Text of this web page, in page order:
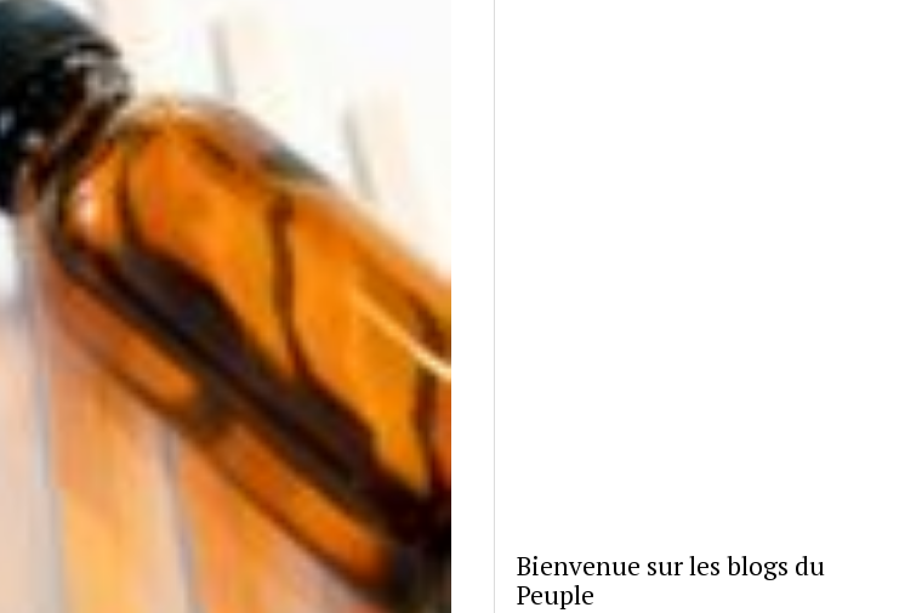
Bienvenue sur les blogs du
Peuple